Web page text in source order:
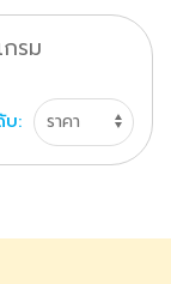
รม
บ: